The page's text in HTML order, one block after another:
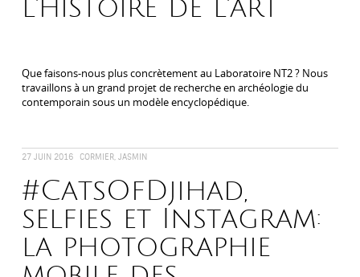
l'histoire de l'art
Que faisons-nous plus concrètement au Laboratoire NT2 ? Nous
travaillons à un grand projet de recherche en archéologie du
contemporain sous un modèle encyclopédique.
27 JUIN 2016 CORMIER, JASMIN
#CatsOfDjihad,
selfies et Instagram:
la photographie